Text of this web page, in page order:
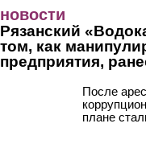
новости
Рязанский
том, как
предприятия,
После
плане